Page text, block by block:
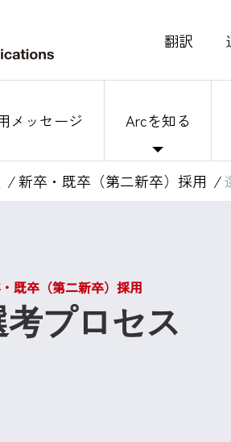
翻訳
メッセージ Arcを知る
新卒・既卒（第二新卒）採用
既卒（第二新卒）採用
考プロセス